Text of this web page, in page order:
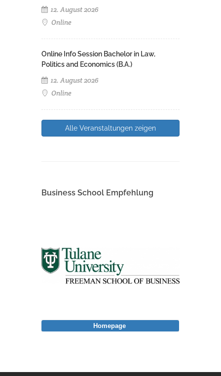
12. August 2026
Online
Online Info Session Bachelor in Law,
Politics and Economics (B.A.)
12. August 2026
Online
Alle Veranstaltungen zeigen
Business School Empfehlung
Homepage